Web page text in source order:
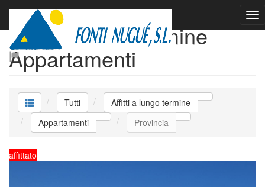
Affitti a lungo termine
Appartamenti
Tutti
Affitti a lungo termine
Appartamenti
Provincia
affittato